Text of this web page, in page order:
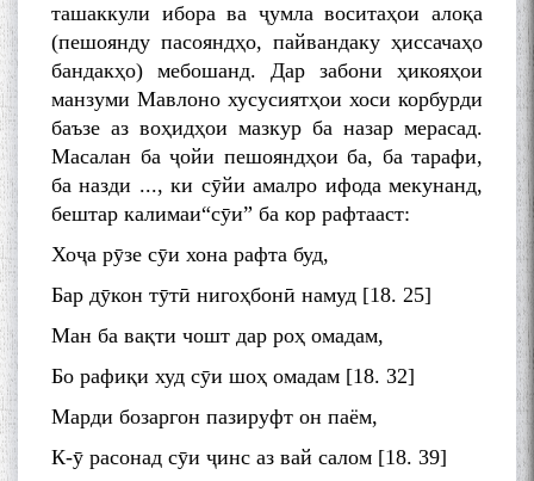
ташаккули ибора ва ҷумла воситаҳои алоқа
(пешоянду пасояндҳо, пайвандаку ҳиссачаҳо
бандакҳо) мебошанд. Дар забони ҳикояҳои
манзуми Мавлоно хусусиятҳои хоси корбурди
баъзе аз воҳидҳои мазкур ба назар мерасад.
Масалан ба ҷойи пешояндҳои ба, ба тарафи,
ба назди ..., ки сӯйи амалро ифода мекунанд,
бештар калимаи“сӯи” ба кор рафтааст:
Хоҷа рӯзе сӯи хона рафта буд,
Бар дӯкон тӯтӣ нигоҳбонӣ намуд [18. 25]
Ман ба вақти чошт дар роҳ омадам,
Бо рафиқи худ сӯи шоҳ омадам [18. 32]
Марди бозаргон пазируфт он паём,
К-ӯ расонад сӯи ҷинс аз вай салом [18. 39]